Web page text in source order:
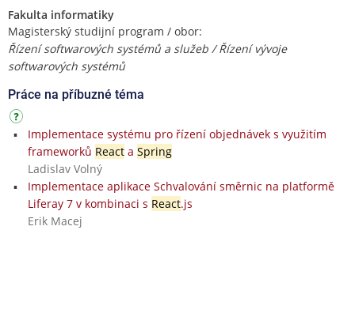
Fakulta informatiky
Magisterský studijní program / obor:
Řízení softwarových systémů a služeb / Řízení vývoje
softwarových systémů
Práce na příbuzné téma
Implementace systému pro řízení objednávek s využitím
frameworků Reacta Spring
Ladislav Volný
Implementace aplikace Schvalování směrnic na platformě
Liferay 7 v kombinaci s React.js
Erik Macej